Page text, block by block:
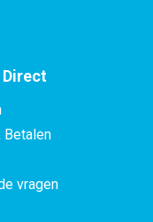
Direct
Betalen
vragen